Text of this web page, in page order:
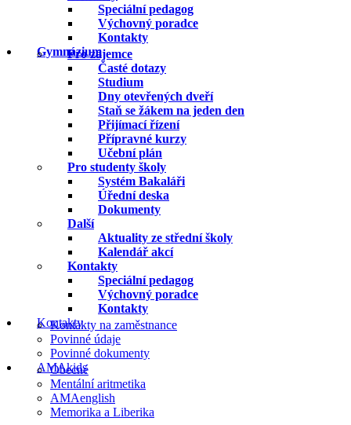
Speciální pedagog
Výchovný poradce
Kontakty
Gymnázium
Pro zájemce
Časté dotazy
Studium
Dny otevřených dveří
Staň se žákem na jeden den
Přijímací řízení
Přípravné kurzy
Učební plán
Pro studenty školy
Systém Bakaláři
Úřední deska
Dokumenty
Další
Aktuality ze střední školy
Kalendář akcí
Kontakty
Speciální pedagog
Výchovný poradce
Kontakty
Kontakty
Kontakty na zaměstnance
Povinné údaje
Povinné dokumenty
AMAkids
Obecné
Mentální aritmetika
AMAenglish
Memorika a Liberika